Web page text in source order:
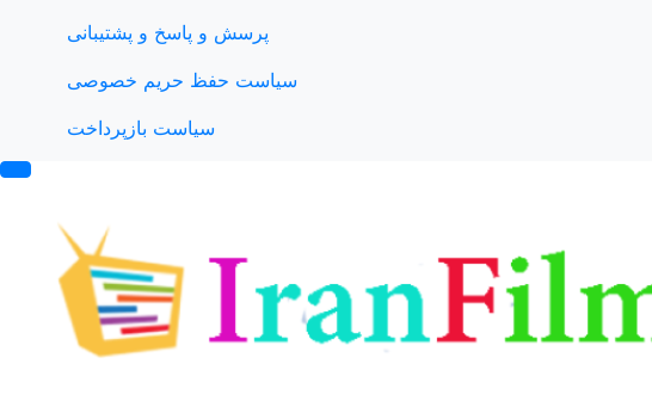
پرسش و پاسخ و پشتیبانی
سیاست حفظ حریم خصوصی
سیاست بازپرداخت